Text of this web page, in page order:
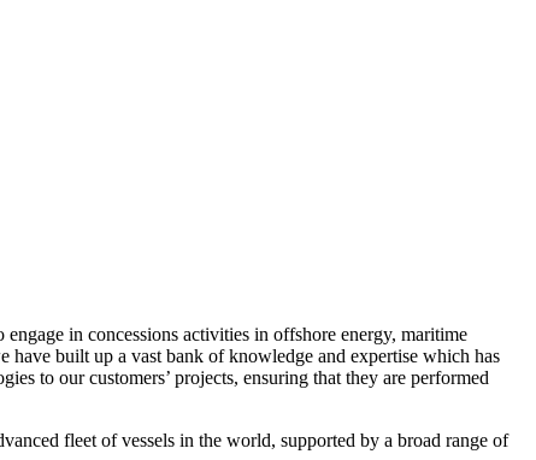
in concessions activities in offshore energy, maritime
have built up a vast bank of knowledge and expertise which has
to our customers’ projects, ensuring that they are performed
fleet of vessels in the world, supported by a broad range of